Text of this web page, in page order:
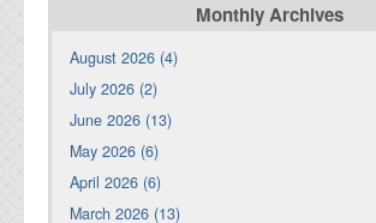
Monthly Archives
August 2026 (4)
July 2026 (2)
June 2026 (13)
May 2026 (6)
April 2026 (6)
March 2026 (13)